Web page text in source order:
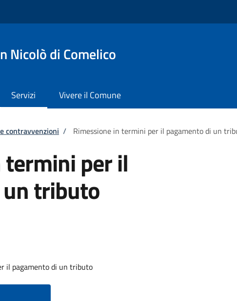
Nicolò di Comelico
Servizi Vivere il Comune
contravvenzioni / Rimessione in termini per il pagamento di un
per il
tributo
il pagamento di un tributo